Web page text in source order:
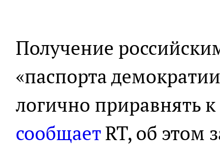
Получение
«паспорта
логично приравнять
сообщаетRT, об этом